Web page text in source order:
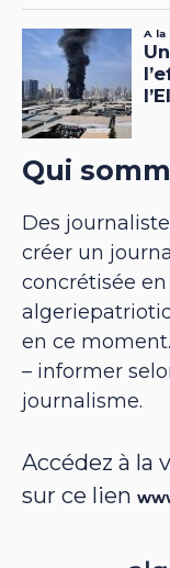
Qui
Des
créer un
concrétisée
en ce
– informer
journalisme.
Accédez à la
sur ce lien